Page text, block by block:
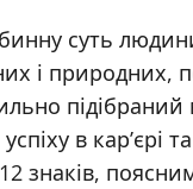
суть
і природних,
підібраний
в кар’єрі
знаків,